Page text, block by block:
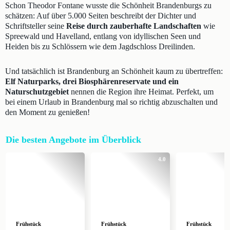
Schon Theodor Fontane wusste die Schönheit Brandenburgs zu
schätzen: Auf über 5.000 Seiten beschreibt der Dichter und
Schriftsteller seine Reise durch zauberhafte Landschaften wie
Spreewald und Havelland, entlang von idyllischen Seen und
Heiden bis zu Schlössern wie dem Jagdschloss Dreilinden.
Und tatsächlich ist Brandenburg an Schönheit kaum zu übertreffen:
Elf Naturparks, drei Biosphärenreservate und ein
Naturschutzgebiet nennen die Region ihre Heimat. Perfekt, um
bei einem Urlaub in Brandenburg mal so richtig abzuschalten und
den Moment zu genießen!
Die besten Angebote im Überblick
Frühstück
4.0
Frühstück Frühstück